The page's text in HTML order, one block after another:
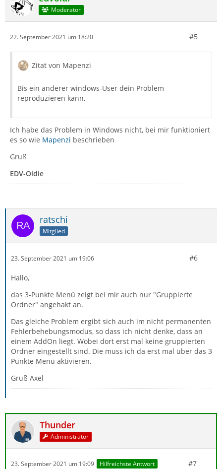
Moderator
22. September 2021 um 18:20 #5
Zitat von Mapenzi
Bis ein anderer windows-User dein Problem
reproduzieren kann,
Ich habe das Problem in Windows nicht, bei mir funktioniert
es so wie Mapenzi beschrieben
Gruß
EDV-Oldie
ratschi
Mitglied
23. September 2021 um 19:06 #6
Hallo,
das 3-Punkte Menü zeigt bei mir auch nur "Gruppierte
Ordner" angehakt an.
Das gleiche Problem ergibt sich auch im nicht permanenten
Fehlerbehebungsmodus, so dass ich nicht denke, dass an
einem AddOn liegt. Wobei dort erst mal keine gruppierten
Ordner eingestellt sind. Die muss ich da erst mal über das 3
Punkte Menü aktivieren.
Gruß Axel
Thunder
Administrator
23. September 2021 um 19:09 Hilfreichste Antwort #7